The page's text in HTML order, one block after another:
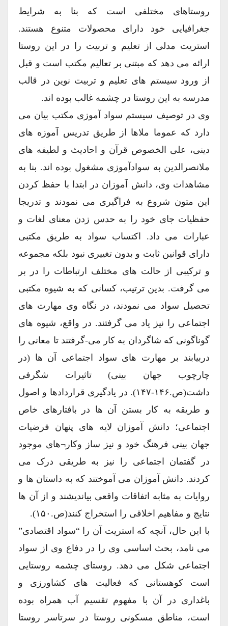
روستاهای مختلفی است که بنا به شرایط
جغرافیایی خود دارای محصولات متنوع هستند.
استریت مدلی از تعلیم و تربیت را در این روستا
ارائه می دهد که مبتنی بر تعالیم مکتب است و قبل
از ورود سیستم های تعلیم و تربیت نوین در قالب
مدرسه به این روستا در چشمه غالب بوده اند.
وی در توصیف سیستم سواد آموزی مکتب بیان می
دارد که عموما ملاها از طریق تدریس آموزه های
دینی، علی الخصوص قرآن و احادیث و لطیفه های
ملانصرالدین به سوادآموزی مشغول بوده اند. بنا به
مشاهدات وی، دانش آموزان در ابتدا با حفظ کردن
این متون شروع به فراگیری می نمودند و تدریجا
حفظیات جای خود را به حدس زدن معنای لغات و
عبارات می داد. اکتساب سواد به طریق مکتبی
دارای قوانین ثابت و بدون تغییری نبود بلکه مجموعه
و ترکیبی از حالت های مختلف ارتباطات را در بر
می گرفت. بدین ترتیب، کسانی که به شیوه مکتبی
تحصیل سواد می نمودند، در نگاه وی مهارت های
اجتماعی را نیز یاد می گرفتند. در واقع، شیوه های
گوناگونی که شاگردان به کار می-گرفتند تا معانی را
دربیابند بر مهارت های سواد اجتماعی آن ها (در
چارچوب جهان بینی) تاثیرات شگرفی
داشت(ص.۱۴۶-۱۴۷). در یادگیری قراردادها و اصول
و طریقه به کار بستن آن ها در بافتارهای خاص
اجتماعی؛ دانش آموزان لایه های پنهان فرضیات
جهان بینی فرهنگ خود و نیز ساز وکار¬های موجود
در گفتمان اجتماعی را نیز به طریقی درک می
کردند. دانش آموزان می آموختند که به داستان ها و
روایات به مثابه اتفاقات واقعی بیاندیشند و از آن ها
نتایج و مفاهیم اخلاقی را استخراج کنند(ص.۱۵۰).
با این حال، آنچه که استریت آن را “سواد اقتصادی”
می نامد، بحث اساسی وی را در دفاع وی از سواد
اجتماعی شکل می دهد. روستای چشمه روستایی
است کوهستانی که فعالیت های کشاورزی و
باغداری در آن با مفهوم تقسیم آب همراه بوده
است، مناطق مسکونی روستا در سرتاسر روستا